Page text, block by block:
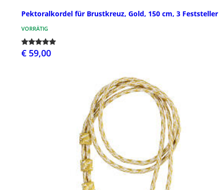
Pektoralkordel für Brustkreuz, Gold, 150 cm, 3 Feststeller
VORRÄTIG
€ 59,00